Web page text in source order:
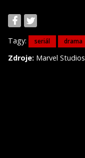
Tagy: seriál drama
Zdroje: Marvel Studios